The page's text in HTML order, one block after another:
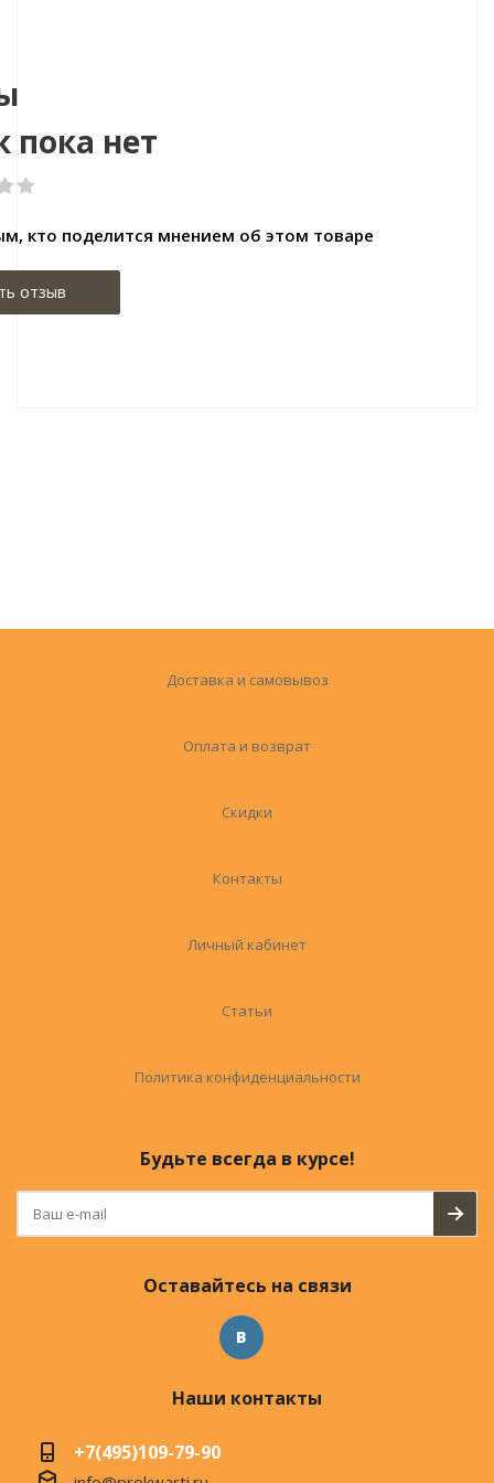
пока нет
кто поделится мнением об этом товаре
отзыв
Доставка и самовывоз
Оплата и возврат
Скидки
Контакты
Личный кабинет
Статьи
Политика конфиденциальности
Будьте всегда в курсе!
Оставайтесь на связи
Наши контакты
+7(495)109-79-90